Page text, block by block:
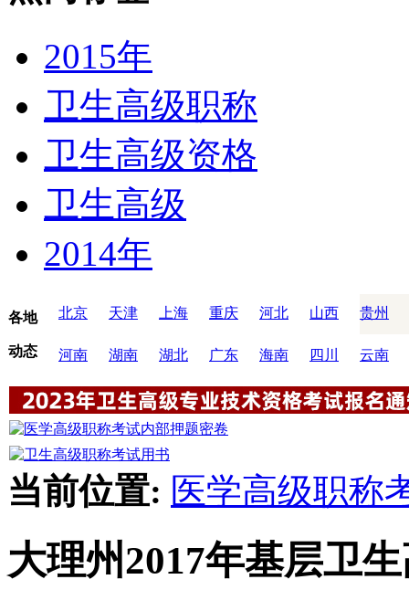
2015年
卫生高级职称
卫生高级资格
卫生高级
2014年
各地
动态
北京 天津 上海 重庆 河北 山西 贵州
河南 湖南 湖北 广东 海南 四川 云南
当前位置: 医学高级职称
大理州2017年基层卫